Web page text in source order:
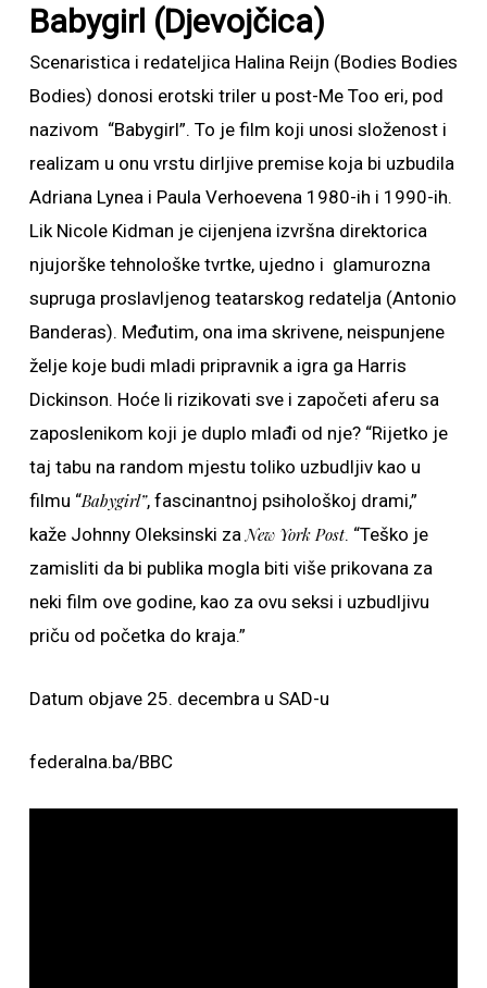
Babygirl (Djevojčica)
Scenaristica i redateljica Halina Reijn (Bodies Bodies
Bodies) donosi erotski triler u post-Me Too eri, pod
nazivom “Babygirl”. To je film koji unosi složenost i
realizam u onu vrstu dirljive premise koja bi uzbudila
Adriana Lynea i Paula Verhoevena 1980-ih i 1990-ih.
Lik Nicole Kidman je cijenjena izvršna direktorica
njujorške tehnološke tvrtke, ujedno i glamurozna
supruga proslavljenog teatarskog redatelja (Antonio
Banderas). Međutim, ona ima skrivene, neispunjene
želje koje budi mladi pripravnik a igra ga Harris
Dickinson. Hoće li rizikovati sve i započeti aferu sa
zaposlenikom koji je duplo mlađi od nje? “Rijetko je
taj tabu na random mjestu toliko uzbudljiv kao u
filmu “Babygirl”, fascinantnoj psihološkoj drami,”
kaže Johnny Oleksinski za New York Post. “Teško je
zamisliti da bi publika mogla biti više prikovana za
neki film ove godine, kao za ovu seksi i uzbudljivu
priču od početka do kraja.”
Datum objave 25. decembra u SAD-u
federalna.ba/BBC